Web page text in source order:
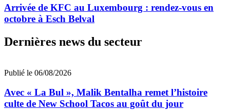
Arrivée de KFC au Luxembourg : rendez-vous en
octobre à Esch Belval
Dernières news du secteur
Publié le 06/08/2026
Avec « La Bul », Malik Bentalha remet l’histoire
culte de New School Tacos au goût du jour